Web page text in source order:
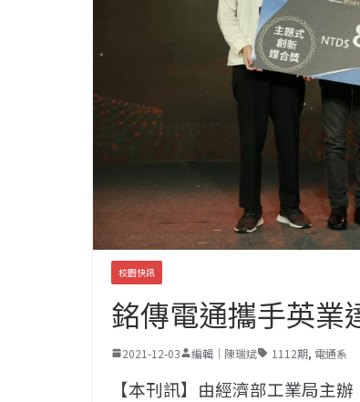
校園快訊
銘傳電通攜手英業
2021-12-03 編輯｜陳瑞斌 1112期, 電通系
【本刊訊】由經濟部工業局主